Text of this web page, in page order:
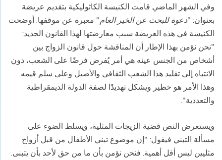
وفي الشهر الماضي قامت الكنيسة الكاثوليكية بتقديم عريضة
بعنوان: "دعوة للبحث عن الخير العام" معبرة عن موقفها. أوضحت
الكنيسة في هذه العريضة سبب معارضتها لهذا القانون الجديد:
"نحن نؤمن بهذا الإطار أن المناقشة حول قانون الزواج بين
أشخاص من الجنس عينه هي أمر يُفرض فرضًا على الشعب، دون
الانتباه إلى تقليد هذا الشعب الثقافي والأصيل وعلى سلم قيمه.
وهذا الأمر هو خطير ويشكل تهديدًا لصفة الدولة الديمقراطية
والتعددية".
ويستعرض النص قضية الزيجات المثلية، ويسلط الضوء على
مسألة التبني فيقول: "إن موضوع تبني الأطفال من قبل أزواج
مثليين ليس أقل أهمية. فنحن نؤمن بأن ما من حق لأحد بأن يتبنى.